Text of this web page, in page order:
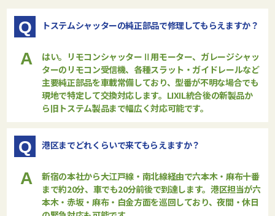
Q トステムシャッターの純正部品で修理してもらえますか？
A
はい。リモコンシャッターⅡ用モーター、ガレージシャッ
ターのリモコン受信機、各種スラット・ガイドレールなど
主要純正部品を車載常備しており、型番が不明な場合でも
現地で特定して交換対応します。LIXIL統合後の新製品か
ら旧トステム製品まで幅広く対応可能です。
Q 港区までどれくらいで来てもらえますか？
A
新宿の本社から大江戸線・南北線経由で六本木・麻布十番
まで約20分、車でも20分前後で到達します。港区担当が六
本木・赤坂・麻布・白金方面を巡回しており、夜間・休日